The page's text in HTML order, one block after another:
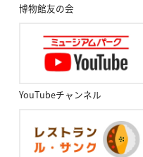
博物館友の会
YouTubeチャンネル